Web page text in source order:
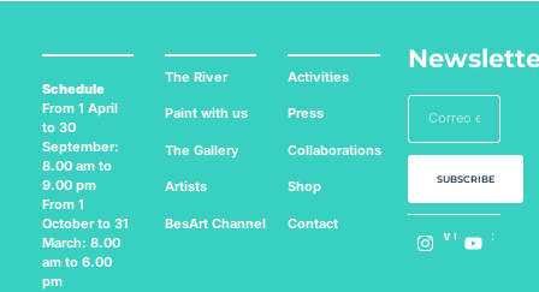
Schedule
From 1 April
to 30
September:
8.00 am to
9.00 pm
From 1
October to 31
March: 8.00
am to 6.00
pm
The River
Paint with us
The Gallery
Artists
BesArt Channel
Activities
Press
Collaborations
Shop
Contact
SUBSCRIBE
Follow us on: